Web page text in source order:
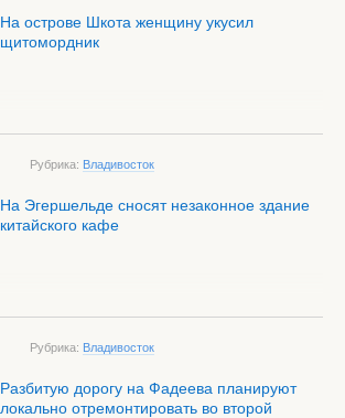
На острове Шкота женщину укусил
щитомордник
Рубрика: Владивосток
На Эгершельде сносят незаконное здание
китайского кафе
Рубрика: Владивосток
Разбитую дорогу на Фадеева планируют
локально отремонтировать во второй